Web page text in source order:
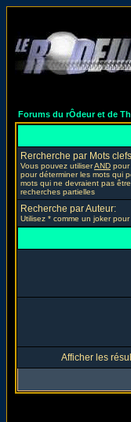
Forums du rÔdeur et de
Rercherche par Mots
Vous pouvez utiliserAND pour
pour déterminer les mots qui
mots qui ne devraient pas
recherches partielles
Recherche par Auteur:
Utilisez * comme un joker
Afficher les